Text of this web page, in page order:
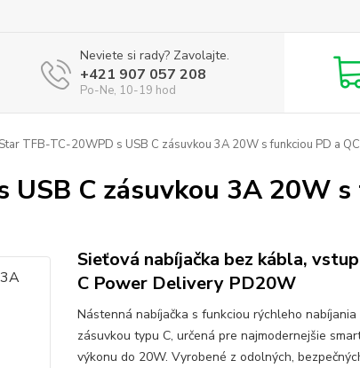
Neviete si rady? Zavolajte.
+421 907 057 208
Po-Ne, 10-19 hod
TFB-TC-20WPD s USB C zásuvkou 3A 20W s funkciou PD a
USB C zásuvkou 3A 20W
Sieťová nabíjačka bez kábla,
C Power Delivery PD20W
Nástenná nabíjačka s funkciou rýchleho nabíjania
zásuvkou typu C, určená pre najmodernejšie
výkonu do 20W. Vyrobené z odolných,